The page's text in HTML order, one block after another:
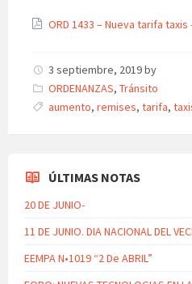
ORD 1433 – Nueva tarifa taxis
3 septiembre, 2019by
Categories:
ORDENANZAS, Tránsito
Tags:
aumento, remises, tarifa,
ÚLTIMAS NOTAS
20 DE JUNIO-
11 DE JUNIO. DIA NACIONAL DEL
EEMPA N•1019 “2 De ABRIL”